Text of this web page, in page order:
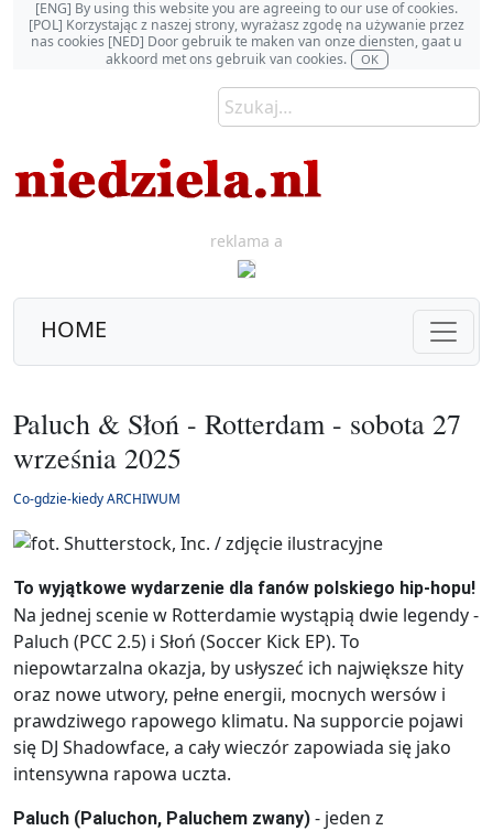
[ENG] By using this website you are agreeing to our use of cookies.
[POL] Korzystając z naszej strony, wyrażasz zgodę na używanie przez
nas cookies [NED] Door gebruik te maken van onze diensten, gaat u
akkoord met ons gebruik van cookies.
OK
reklama a
HOME
Paluch & Słoń - Rotterdam - sobota 27
września 2025
Co-gdzie-kiedy ARCHIWUM
To wyjątkowe wydarzenie dla fanów polskiego hip-hopu!
Na jednej scenie w Rotterdamie wystąpią dwie legendy -
Paluch (PCC 2.5) i Słoń (Soccer Kick EP). To
niepowtarzalna okazja, by usłyszeć ich największe hity
oraz nowe utwory, pełne energii, mocnych wersów i
prawdziwego rapowego klimatu. Na supporcie pojawi
się DJ Shadowface, a cały wieczór zapowiada się jako
intensywna rapowa uczta.
Paluch (Paluchon, Paluchem zwany) - jeden z